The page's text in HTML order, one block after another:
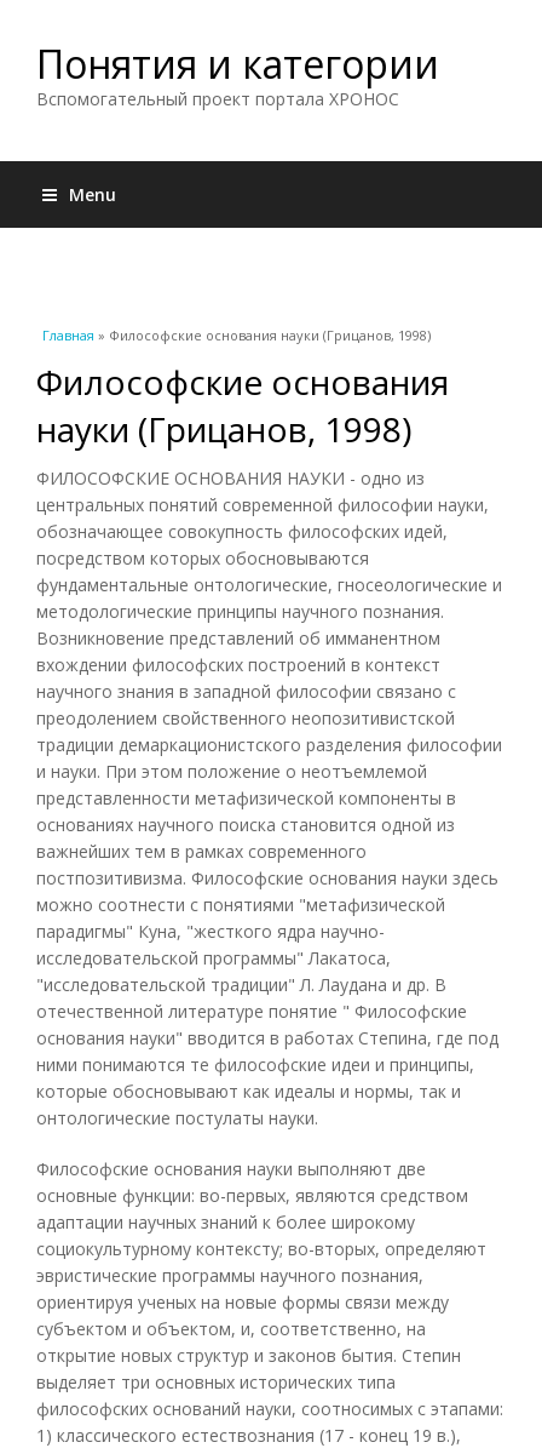
Понятия и категории
Вспомогательный проект портала ХРОНОС
Menu
Вы здесь
Главная » Философские основания науки (Грицанов, 1998)
Философские основания
науки (Грицанов, 1998)
ФИЛОСОФСКИЕ ОСНОВАНИЯ НАУКИ - одно из
центральных понятий современной философии науки,
обозначающее совокупность философских идей,
посредством которых обосновываются
фундаментальные онтологические, гносеологические и
методологические принципы научного познания.
Возникновение представлений об имманентном
вхождении философских построений в контекст
научного знания в западной философии связано с
преодолением свойственного неопозитивистской
традиции демаркационистского разделения философии
и науки. При этом положение о неотъемлемой
представленности метафизической компоненты в
основаниях научного поиска становится одной из
важнейших тем в рамках современного
постпозитивизма. Философские основания науки здесь
можно соотнести с понятиями "метафизической
парадигмы" Куна, "жесткого ядра научно-
исследовательской программы" Лакатоса,
"исследовательской традиции" Л. Лаудана и др. В
отечественной литературе понятие " Философские
основания науки" вводится в работах Степина, где под
ними понимаются те философские идеи и принципы,
которые обосновывают как идеалы и нормы, так и
онтологические постулаты науки.
Философские основания науки выполняют две
основные функции: во-первых, являются средством
адаптации научных знаний к более широкому
социокультурному контексту; во-вторых, определяют
эвристические программы научного познания,
ориентируя ученых на новые формы связи между
субъектом и объектом, и, соответственно, на
открытие новых структур и законов бытия. Степин
выделяет три основных исторических типа
философских оснований науки, соотносимых с этапами:
1) классического естествознания (17 - конец 19 в.),